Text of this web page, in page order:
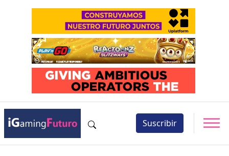
Suscribir